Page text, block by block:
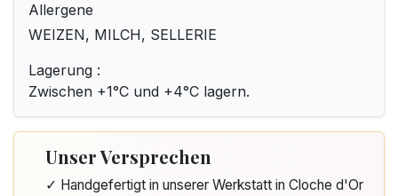
Allergene
WEIZEN, MILCH, SELLERIE
Lagerung :
Zwischen +1°C und +4°C lagern.
Unser Versprechen
✓ Handgefertigt in unserer Werkstatt in Cloche d'Or